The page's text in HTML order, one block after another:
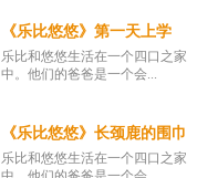
《乐比悠悠》第一天上学
乐比和悠悠生活在一个四口之家
中。他们的爸爸是一个会...
《乐比悠悠》长颈鹿的围巾
乐比和悠悠生活在一个四口之家